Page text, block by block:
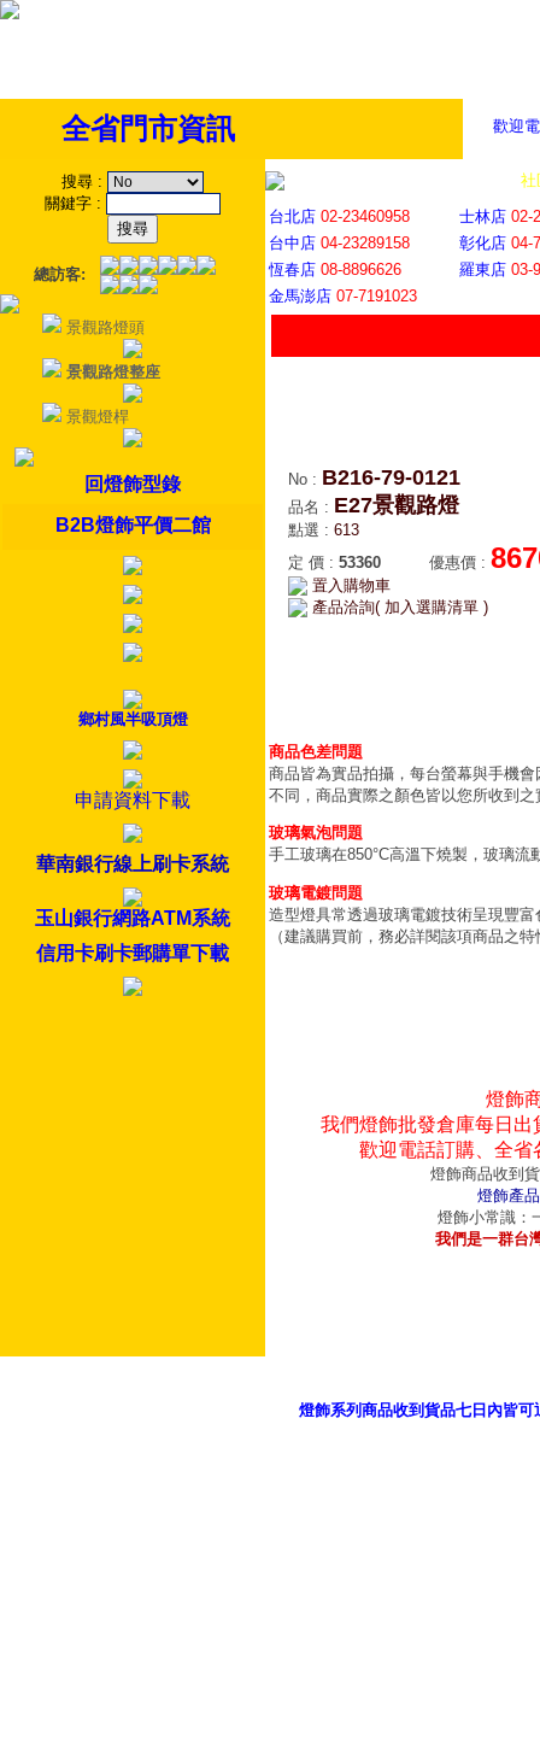
歡迎
全省門市資訊
搜尋 :
關鍵字 :
總訪客:
景觀路燈頭
景觀路燈整座
景觀燈桿
回燈飾型錄
B2B燈飾平價二館
鄉村風半吸頂燈
申請資料下載
華南銀行線上刷卡系統
玉山銀行網路ATM系統
信用卡刷卡郵購單下載
社
台北店 02-23460958 士林店 02-
台中店 04-23289158 彰化店 04-
恆春店 08-8896626 羅東店 03-
金馬澎店 07-7191023
No : B216-79-0121
品名 : E27景觀路燈
點選 : 613
定 價 : 53360 優惠價 :
置入購物車
產品洽詢( 加入選購清單 )
商品色差問題
商品皆為實品拍攝，每台螢幕與手機
不同，商品實際之顏色皆以您所收到之
玻璃氣泡問題
手工玻璃在850°C高溫下燒製，玻璃
玻璃電鍍問題
造型燈具常透過玻璃電鍍技術呈現豐
（建議購買前，務必詳閱該項商品之
燈飾
我們燈飾批發倉庫每日
歡迎電話訂購、全
燈飾商品收到
燈飾產
燈飾小常識：
我們是一群台
燈飾系列商品收到貨品七日內皆